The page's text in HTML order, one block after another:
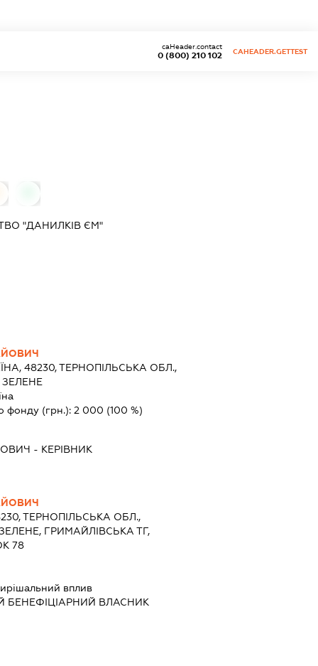
0 (800) 210 102
caHeader.contact
CAHEADER.GETTEST
"ДАНИЛКІВ ЄМ"
48230, ТЕРНОПІЛЬСЬКА ОБЛ.,
фонду (грн.): 2 000 (100 %)
- КЕРІВНИК
ТЕРНОПІЛЬСЬКА ОБЛ.,
ГРИМАЙЛІВСЬКА ТГ,
78
вплив
БЕНЕФІЦІАРНИЙ ВЛАСНИК